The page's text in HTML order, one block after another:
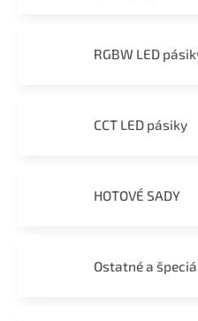
RGBW LED
CCT LED pásiky
HOTOVÉ SADY
Ostatné a